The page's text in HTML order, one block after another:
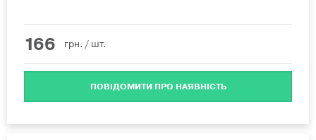
166 грн. / шт.
ПОВІДОМИТИ ПРО НАЯВНІСТЬ